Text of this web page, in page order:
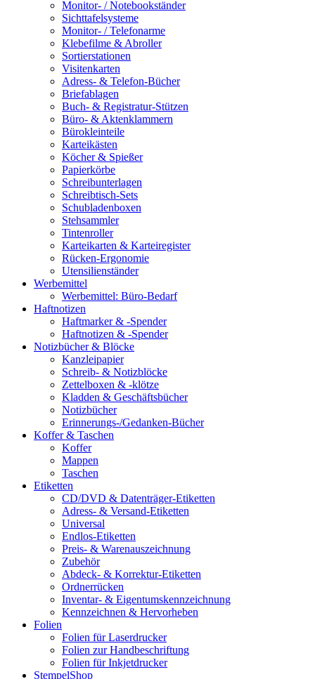
Monitor- / Notebookständer
Sichttafelsysteme
Monitor- / Telefonarme
Klebefilme & Abroller
Sortierstationen
Visitenkarten
Adress- & Telefon-Bücher
Briefablagen
Buch- & Registratur-Stützen
Büro- & Aktenklammern
Bürokleinteile
Karteikästen
Köcher & Spießer
Papierkörbe
Schreibunterlagen
Schreibtisch-Sets
Schubladenboxen
Stehsammler
Tintenroller
Karteikarten & Karteiregister
Rücken-Ergonomie
Utensilienständer
Werbemittel
Werbemittel: Büro-Bedarf
Haftnotizen
Haftmarker & -Spender
Haftnotizen & -Spender
Notizbücher & Blöcke
Kanzleipapier
Schreib- & Notizblöcke
Zettelboxen & -klötze
Kladden & Geschäftsbücher
Notizbücher
Erinnerungs-/Gedanken-Bücher
Koffer & Taschen
Koffer
Mappen
Taschen
Etiketten
CD/DVD & Datenträger-Etiketten
Adress- & Versand-Etiketten
Universal
Endlos-Etiketten
Preis- & Warenauszeichnung
Zubehör
Abdeck- & Korrektur-Etiketten
Ordnerrücken
Inventar- & Eigentumskennzeichnung
Kennzeichnen & Hervorheben
Folien
Folien für Laserdrucker
Folien zur Handbeschriftung
Folien für Inkjetdrucker
StempelShop